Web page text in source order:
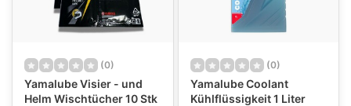
(0)
Yamalube Visier - und
Helm Wischtücher 10 Stk
(0)
Yamalube Coolant
Kühlflüssigkeit 1 Liter